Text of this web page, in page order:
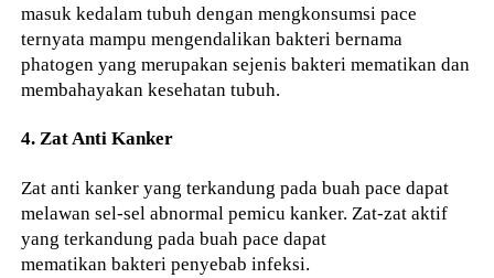
masuk kedalam tubuh dengan mengkonsumsi pace
ternyata mampu mengendalikan bakteri bernama
phatogen yang merupakan sejenis bakteri mematikan dan
membahayakan kesehatan tubuh.
4. Zat Anti Kanker
Zat anti kanker yang terkandung pada buah pace dapat
melawan sel-sel abnormal pemicu kanker. Zat-zat aktif
yang terkandung pada buah pace dapat
mematikan bakteri penyebab infeksi.